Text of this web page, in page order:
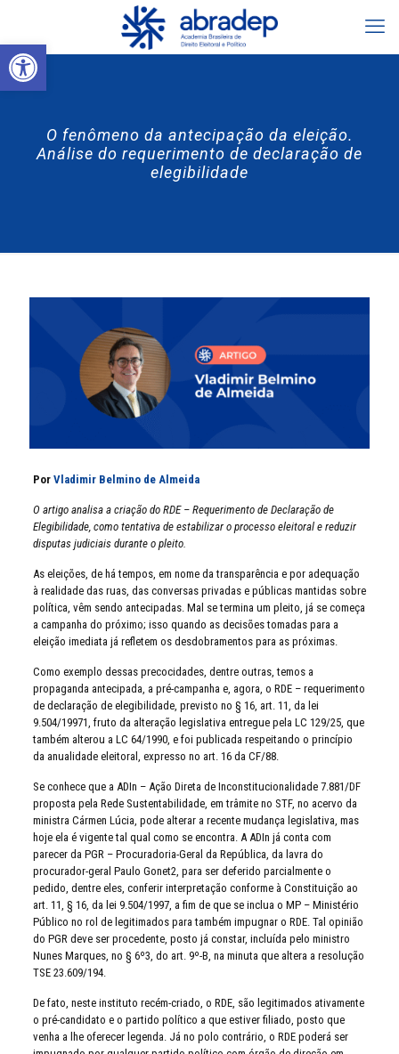
Abrir a barra de ferramentas
O fenômeno da antecipação da eleição.
Análise do requerimento de declaração de
elegibilidade
Por Vladimir Belmino de Almeida
O artigo analisa a criação do RDE – Requerimento de Declaração de
Elegibilidade, como tentativa de estabilizar o processo eleitoral e reduzir
disputas judiciais durante o pleito.
As eleições, de há tempos, em nome da transparência e por adequação
à realidade das ruas, das conversas privadas e públicas mantidas sobre
política, vêm sendo antecipadas. Mal se termina um pleito, já se começa
a campanha do próximo; isso quando as decisões tomadas para a
eleição imediata já refletem os desdobramentos para as próximas.
Como exemplo dessas precocidades, dentre outras, temos a
propaganda antecipada, a pré-campanha e, agora, o RDE – requerimento
de declaração de elegibilidade, previsto no § 16, art. 11, da lei
9.504/19971, fruto da alteração legislativa entregue pela LC 129/25, que
também alterou a LC 64/1990, e foi publicada respeitando o princípio
da anualidade eleitoral, expresso no art. 16 da CF/88.
Se conhece que a ADIn – Ação Direta de Inconstitucionalidade 7.881/DF
proposta pela Rede Sustentabilidade, em trâmite no STF, no acervo da
ministra Cármen Lúcia, pode alterar a recente mudança legislativa, mas
hoje ela é vigente tal qual como se encontra. A ADIn já conta com
parecer da PGR – Procuradoria-Geral da República, da lavra do
procurador-geral Paulo Gonet2, para ser deferido parcialmente o
pedido, dentre eles, conferir interpretação conforme à Constituição ao
art. 11, § 16, da lei 9.504/1997, a fim de que se inclua o MP – Ministério
Público no rol de legitimados para também impugnar o RDE. Tal opinião
do PGR deve ser procedente, posto já constar, incluída pelo ministro
Nunes Marques, no § 6º3, do art. 9º-B, na minuta que altera a resolução
TSE 23.609/194.
De fato, neste instituto recém-criado, o RDE, são legitimados ativamente
o pré-candidato e o partido político a que estiver filiado, posto que
venha a lhe oferecer legenda. Já no polo contrário, o RDE poderá ser